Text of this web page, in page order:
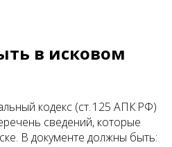
в исковом
кодекс (ст. 125 АПК РФ)
сведений, которые
В документе должны быть: